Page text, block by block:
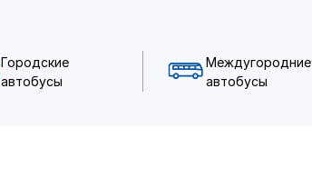
Городские
автобусы
Междугородние
автобусы